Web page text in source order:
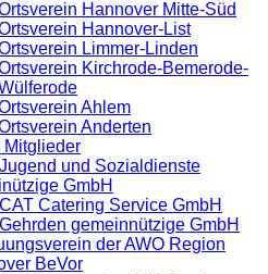
Hannover Mitte-Süd
Hannover-List
Limmer-Linden
Kirchrode-Bemerode-
Ahlem
Anderten
Mitglieder
und Sozialdienste
GmbH
Catering Service GmbH
gemeinnützige GmbH
der AWO Region
BeVor